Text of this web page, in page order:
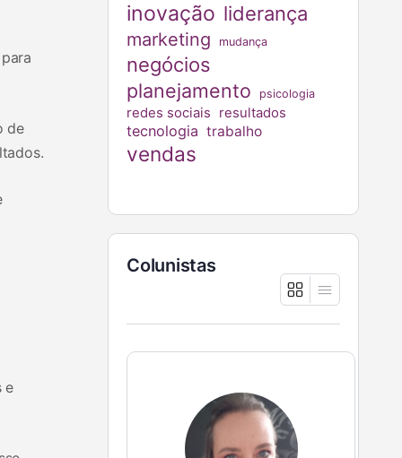
de
e
inovação liderança
marketing mudança
negócios
planejamento
psicologia
redes sociais resultados
tecnologia trabalho
vendas
Colunistas